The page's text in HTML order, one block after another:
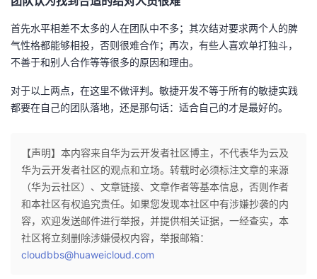
首先水平相差不太多的人在团队中不多；其次结对要求两个人的脾
气性格都能够相投，否则很难合作；再次，有些人喜欢单打独斗，
不善于和别人合作等等很多的原因和理由。
对于以上两点，在这里不做评判。敏捷开发不等于所有的敏捷实践
都要在自己的团队落地，还是那句话：适合自己的才是最好的。
【声明】本内容来自华为云开发者社区博主，不代表华为云及
华为云开发者社区的观点和立场。转载时必须标注文章的来源
（华为云社区）、文章链接、文章作者等基本信息，否则作者
和本社区有权追究责任。如果您发现本社区中有涉嫌抄袭的内
容，欢迎发送邮件进行举报，并提供相关证据，一经查实，本
社区将立刻删除涉嫌侵权内容，举报邮箱：
cloudbbs@huaweicloud.com